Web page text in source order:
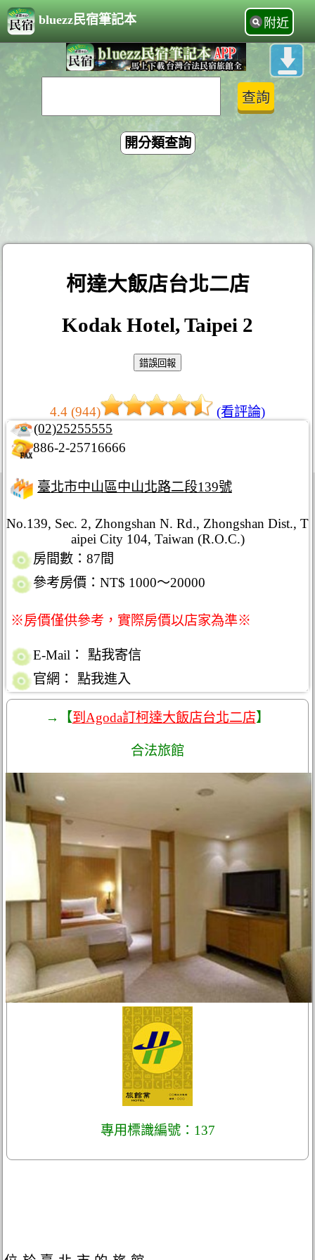
bluezz民宿筆記本 附近
開分類查詢
柯達大飯店台北二店
Kodak Hotel, Taipei 2
4.4 (944)
(看評論)
(02)25255555
886-2-25716666
臺北市中山區中山北路二段139號
No.139, Sec. 2, Zhongshan N. Rd., Zhongshan Dist., T
aipei City 104, Taiwan (R.O.C.)
房間數：87間
參考房價：NT$ 1000～20000
※房價僅供參考，實際房價以店家為準※
E-Mail：
點我寄信
官網：
點我進入
→【到Agoda訂柯達大飯店台北二店】
合法旅館
專用標識編號：137